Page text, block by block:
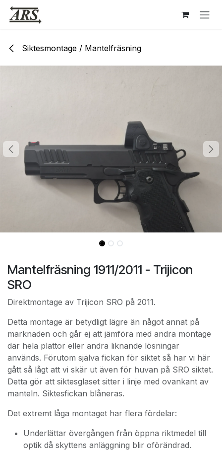
Hoppa till innehåll
Siktesmontage / Mantelfräsning
Mantelfräsning 1911/2011 - Trijicon
SRO
Direktmontage av Trijicon SRO på 2011.
Detta montage är betydligt lägre än något annat på
marknaden och går ej att jämföra med andra montage
där hela plattor eller andra liknande lösningar
används. Förutom själva fickan för siktet så har vi här
gått så lågt att vi skär ut även för huvan på SRO siktet.
Detta gör att siktesglaset sitter i linje med ovankant av
manteln. Siktesfickan blåneras.
Det extremt låga montaget har flera fördelar:
Underlättar övergången från öppna riktmedel till
optik då skyttens anläggning blir oförändrad.